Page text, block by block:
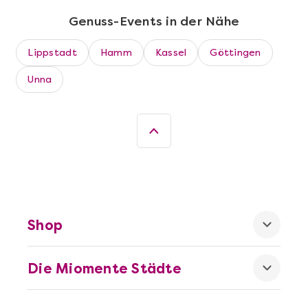
Die beste Pizza@Home
Genuss-Events in der Nähe
Lippstadt Hamm Kassel Göttingen
Unna
Die Miomente Städte
Shop